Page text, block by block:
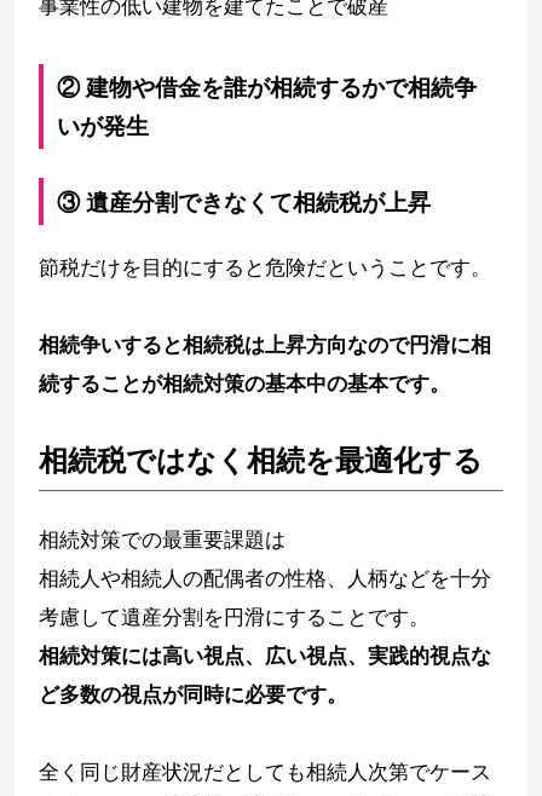
事業性の低い建物を建てたことで破産
② 建物や借金を誰が相続するかで相続争
いが発生
③ 遺産分割できなくて相続税が上昇
節税だけを目的にすると危険だということです。
相続争いすると相続税は上昇方向なので円滑に相
続することが相続対策の基本中の基本です。
相続税ではなく相続を最適化する
相続対策での最重要課題は
相続人や相続人の配偶者の性格、人柄などを十分
考慮して遺産分割を円滑にすることです。
相続対策には高い視点、広い視点、実践的視点な
ど多数の視点が同時に必要です。
全く同じ財産状況だとしても相続人次第でケース